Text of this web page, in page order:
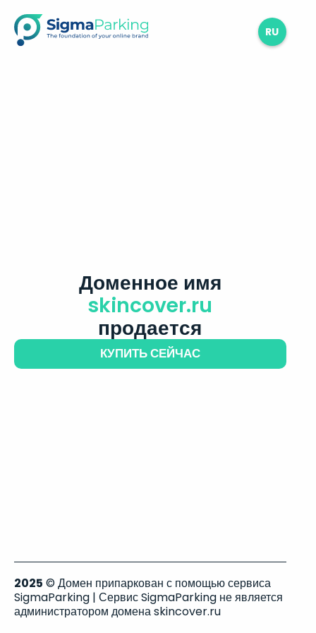
RU
Доменное имя
skincover.ru
продается
КУПИТЬ СЕЙЧАС
2025 © Домен припаркован с помощью сервиса
SigmaParking | Сервис SigmaParking не является
администратором домена skincover.ru